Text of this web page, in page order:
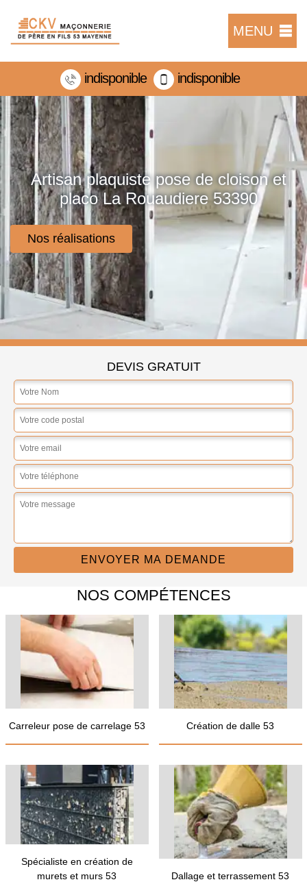
MENU
indisponible indisponible
Artisan plaquiste pose de cloison et
placo La Rouaudiere 53390
Nos réalisations
DEVIS GRATUIT
NOS COMPÉTENCES
Carreleur pose de carrelage 53 Création de dalle 53
Spécialiste en création de
murets et murs 53
Dallage et terrassement 53